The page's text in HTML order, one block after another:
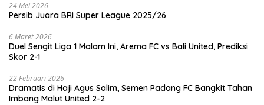
24 Mei 2026
Persib Juara BRI Super League 2025/26
6 Maret 2026
Duel Sengit Liga 1 Malam Ini, Arema FC vs Bali United, Prediksi
Skor 2-1
22 Februari 2026
Dramatis di Haji Agus Salim, Semen Padang FC Bangkit Tahan
Imbang Malut United 2-2